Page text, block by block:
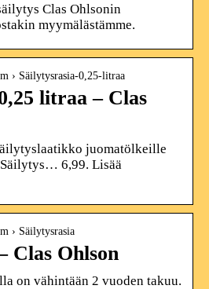
Clas Ohlsonin
myymälästämme.
› Säilytysrasia-0,25-litraa
litraa – Clas
juomatölkeille
6,99. Lisää
› Säilytysrasia
Clas Ohlson
on vähintään 2 vuoden takuu.